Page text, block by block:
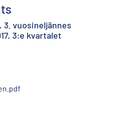
3. vuosineljännes
3:e kvartalet